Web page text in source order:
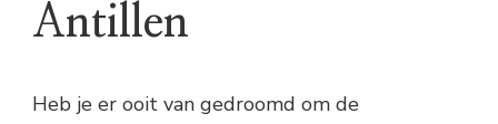
Antillen
Heb je er ooit van gedroomd om de